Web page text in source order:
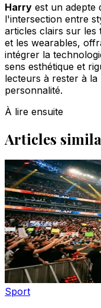
Harry est un adepte
l'intersection entre
articles clairs sur les
et les wearables,
intégrer la
sens esthétique et
lecteurs à rester à
personnalité.
À lire ensuite
Articles
Sport